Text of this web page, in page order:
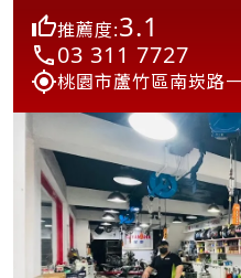
推薦度:3.1
03 311 7727
桃園市蘆竹區南崁路